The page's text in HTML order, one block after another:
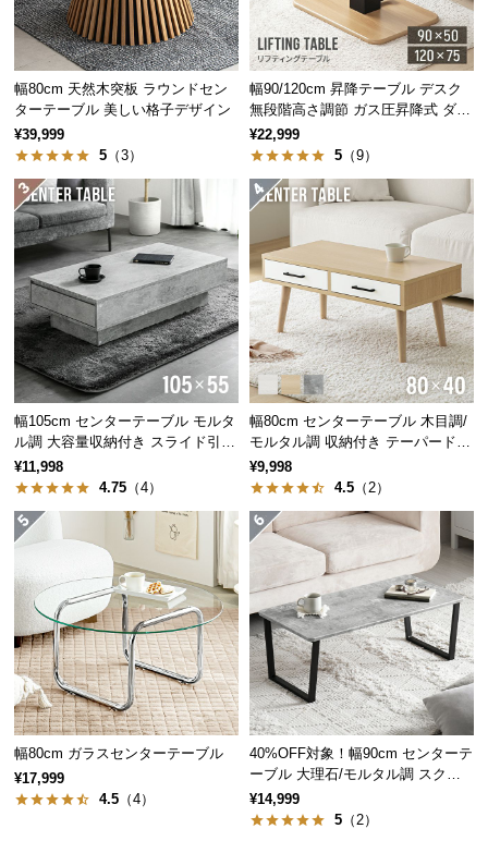
中
型
商
品
の
配
送
に
つ
い
て
小
型
商
品
配
送
に
つ
開
梱
設
置
サ
ー
ビ
ス
人数に合わせて自然な距離を保てる
くっついたり離れたり、人数やシーンに合わせて心
地いい距離感を保てるフレキシブルなダイニングで
す。
省スペースでお部屋すっきり
スペースを無駄なく活用できる円形のテーブル。お
部屋を広々見せてくれます。
幅80cm 天然木突板 ラウンドセン
ターテーブル 美しい格子デザイン
¥39,999
5 （3）
幅90/120cm 昇降テーブル デスク
無段階高さ調節 ガス圧昇降式 ダイ
ニング 高さ55~70cm
¥22,999
5 （9）
幅105cm センターテーブル モルタ
ル調 大容量収納付き スライド引き
出し2杯
¥11,998
4.75 （4）
幅80cm センターテーブル 木目調/
モルタル調 収納付き テーパードレ
ッグ
¥9,998
4.5 （2）
幅80cm ガラスセンターテーブル
¥17,999
4.5 （4）
40%OFF対象！幅90cm センターテ
ーブル 大理石/モルタル調 スクエ
アレッグ 安心面取り加工
¥14,999
5 （2）